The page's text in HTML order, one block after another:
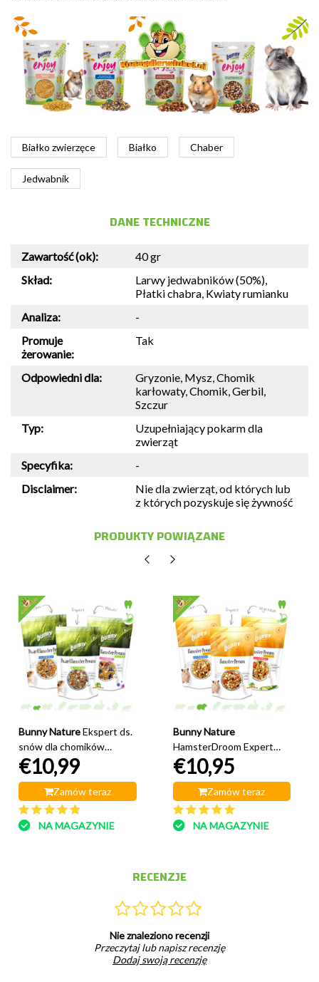
Białko zwierzęce Białko Chaber
Jedwabnik
DANE TECHNICZNE
Zawartość (ok):
40 gr
Skład:
Larwy jedwabników (50%),
Płatki chabra, Kwiaty rumianku
Analiza:
-
Promuje
żerowanie:
Tak
Odpowiedni dla:
Gryzonie, Mysz, Chomik
karłowaty, Chomik, Gerbil,
Szczur
Typ:
Uzupełniający pokarm dla
zwierząt
Specyfika:
-
Disclaimer:
Nie dla zwierząt, od których lub
z których pozyskuje się żywność
PRODUKTY POWIĄZANE
Bunny NatureEkspert ds.
snów dla chomików
karłowatych 500 gramów
€10,99
Zamów teraz
NA MAGAZYNIE
Bunny Nature
HamsterDroom Expert
500 gramów karmy dla
chomików
€10,95
Zamów teraz
NA MAGAZYNIE
RECENZJE
Nie znaleziono recenzji
Przeczytaj lub napisz recenzję
Dodaj swoją recenzję